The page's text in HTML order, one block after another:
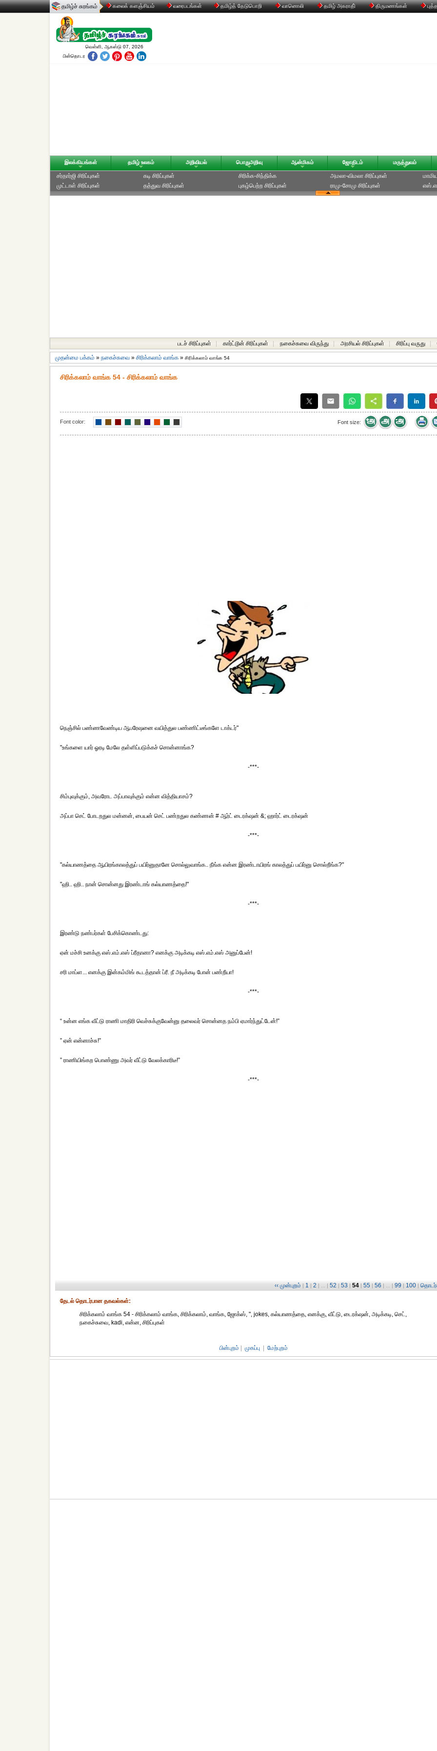
தமிழ்ச் சுரங்கம் கலைக் களஞ்சியம் வரைபடங்கள் தமிழ்த் தேடுபொறி வானொலி தமிழ் அகராதி் திருமணங்கள்
வெள்ளி, ஆகஸ்டு 07, 2026
பின்தொடர
இலக்கியங்கள் தமிழ் உலகம் அறிவியல் பொதுஅறிவு ஆன்மிகம் ஜோதிடம் மருத்துவம்
சர்தார்ஜி சிரிப்புகள்
முட்டாள் சிரிப்புகள்
கடி சிரிப்புகள்
தத்துவ சிரிப்புகள்
சிரிக்க-சிந்திக்க
புகழ்பெற்ற சிரிப்புகள்
அமலா-விமலா சிரிப்புகள்
ராமு-சோமு சிரிப்புகள்
படச் சிரிப்புகள் கார்ட்டூன் சிரிப்புகள் நகைச்சுவை விருந்து அரசியல் சிரிப்புகள் சிரிப்பு வருது
முதன்மை பக்கம் » நகைச்சுவை » சிரிக்கலாம் வாங்க » சிரிக்கலாம் வாங்க 54
சிரிக்கலாம் வாங்க 54 - சிரிக்கலாம் வாங்க
Font color: Font size:
நெஞ்சில் பண்ணவேண்டிய ஆபரேஷனை வயித்துல பண்ணிட்டீங்களே டாக்டர்"
"உங்களை யார் ஓரடி மேலே தள்ளிப்படுக்கச் சொன்னாங்க?
-***-
சிம்புவுக்கும், அவரோட அப்பாவுக்கும் என்ன வித்தியாசம்?
அப்பா செட் போடறதுல மன்னன், பையன் செட் பண்றதுல கண்ணன் # ஆர்ட் டைரக்‌ஷன் &; ஹார்ட் டைரக்‌ஷன்
-***-
"கல்யாணத்தை ஆயிரங்காலத்துப் பயிர்னுதானே சொல்லுவாங்க.. நீங்க என்ன இரண்டாயிரங் காலத்துப் பயிர்னு சொல்றீங்க?"
"ஹி.. ஹி.. நான் சொன்னது இரண்டாங் கல்யாணத்தை!"
-***-
இரண்டு நண்பர்கள் பேசிக்கொண்டது:
ஏன் மச்சி உனக்கு எஸ்.எம்.எஸ் ப்ரீதானா? எனக்கு அடிக்கடி எஸ்.எம்.எஸ் அனுப்பேன்!
சரி மாப்ள... எனக்கு இன்கம்மிங் கூடத்தான் ப்ரீ. நீ அடிக்கடி போன் பண்றீயா!
-***-
“ உன்ன எங்க வீட்டு ராணி மாதிரி வெச்சுக்குவேன்னு தலைவர் சொன்னத நம்பி ஏமார்ந்துட்டேன்!”
” ஏன் என்னாச்சு!”
” ராணியிங்கற பொண்ணு அவர் வீட்டு வேலக்காரிடீ!”
-***-
‹‹ முன்புறம் | 1 | 2 | ... | 52 | 53 | 54 | 55 | 56 | ... | 99 | 100 |
தேட‌ல் தொட‌ர்பான தகவ‌ல்க‌ள்:
சிரிக்கலாம் வாங்க 54 - சிரிக்கலாம் வாங்க, சிரிக்கலாம், வாங்க, ஜோக்ஸ், ", jokes, கல்யாணத்தை, எனக்கு, வீட்டு, டைரக்‌ஷன், அடிக்கடி, செட்,
நகைச்சுவை, kadi, என்ன, சிரிப்புகள்
பின்புறம் முகப்பு மேற்புறம்